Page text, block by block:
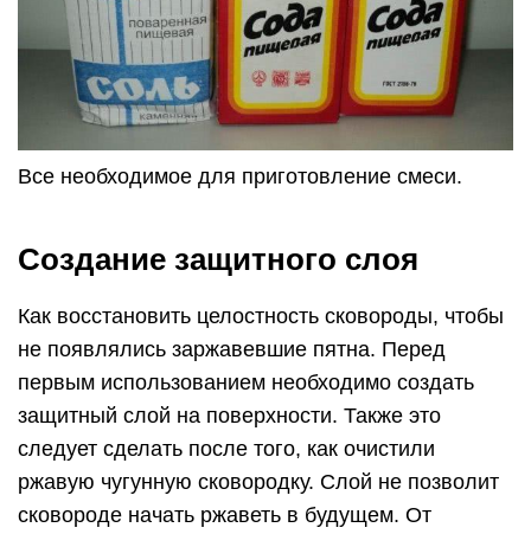
Все необходимое для приготовление смеси.
Создание защитного слоя
Как восстановить целостность сковороды, чтобы
не появлялись заржавевшие пятна. Перед
первым использованием необходимо создать
защитный слой на поверхности. Также это
следует сделать после того, как очистили
ржавую чугунную сковородку. Слой не позволит
сковороде начать ржаветь в будущем. От